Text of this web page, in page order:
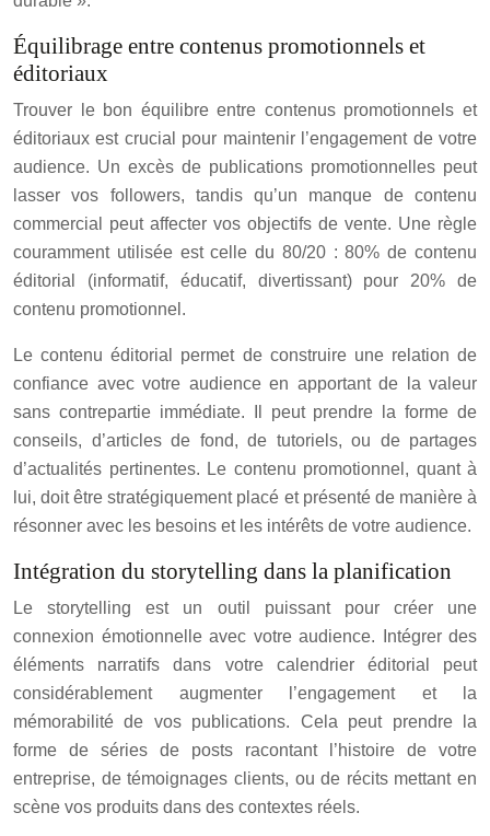
Équilibrage entre contenus promotionnels et
éditoriaux
Trouver le bon équilibre entre contenus promotionnels et
éditoriaux est crucial pour maintenir l’engagement de votre
audience. Un excès de publications promotionnelles peut
lasser vos followers, tandis qu’un manque de contenu
commercial peut affecter vos objectifs de vente. Une règle
couramment utilisée est celle du 80/20 : 80% de contenu
éditorial (informatif, éducatif, divertissant) pour 20% de
contenu promotionnel.
Le contenu éditorial permet de construire une relation de
confiance avec votre audience en apportant de la valeur
sans contrepartie immédiate. Il peut prendre la forme de
conseils, d’articles de fond, de tutoriels, ou de partages
d’actualités pertinentes. Le contenu promotionnel, quant à
lui, doit être stratégiquement placé et présenté de manière à
résonner avec les besoins et les intérêts de votre audience.
Intégration du storytelling dans la planification
Le storytelling est un outil puissant pour créer une
connexion émotionnelle avec votre audience. Intégrer des
éléments narratifs dans votre calendrier éditorial peut
considérablement augmenter l’engagement et la
mémorabilité de vos publications. Cela peut prendre la
forme de séries de posts racontant l’histoire de votre
entreprise, de témoignages clients, ou de récits mettant en
scène vos produits dans des contextes réels.